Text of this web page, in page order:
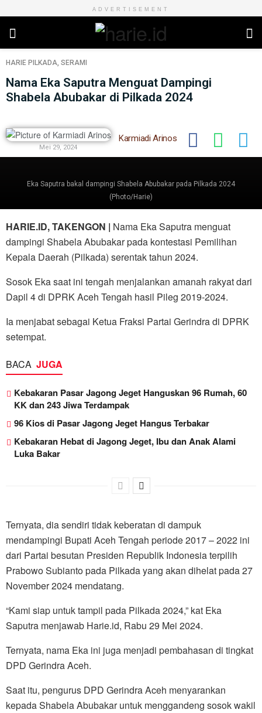
ADVERTISEMENT
HARIE PILKADA, SERAMI
Nama Eka Saputra Menguat Dampingi
Shabela Abubakar di Pilkada 2024
Karmiadi Arinos
Mei 29, 2024
Eka Saputra bakal dampingi Shabela Abubakar pada Pilkada 2024
(Photo/Harie)
HARIE.ID, TAKENGON | Nama Eka Saputra menguat
dampingi Shabela Abubakar pada kontestasi Pemilihan
Kepala Daerah (Pilkada) serentak tahun 2024.
Sosok Eka saat ini tengah menjalankan amanah rakyat dari
Dapil 4 di DPRK Aceh Tengah hasil Pileg 2019-2024.
Ia menjabat sebagai Ketua Fraksi Partai Gerindra di DPRK
setempat.
BACA JUGA
Kebakaran Pasar Jagong Jeget Hanguskan 96 Rumah, 60
KK dan 243 Jiwa Terdampak
96 Kios di Pasar Jagong Jeget Hangus Terbakar
Kebakaran Hebat di Jagong Jeget, Ibu dan Anak Alami
Luka Bakar
Ternyata, dia sendiri tidak keberatan di dampuk
mendampingi Bupati Aceh Tengah periode 2017 – 2022 ini
dari Partai besutan Presiden Republik Indonesia terpilih
Prabowo Subianto pada Pilkada yang akan dihelat pada 27
November 2024 mendatang.
“Kami siap untuk tampil pada Pilkada 2024,” kat Eka
Saputra menjawab Harie.id, Rabu 29 Mei 2024.
Ternyata, nama Eka ini juga menjadi pembahasan di tingkat
DPD Gerindra Aceh.
Saat itu, pengurus DPD Gerindra Aceh menyarankan
kepada Shabela Abubakar untuk menggandeng sosok wakil